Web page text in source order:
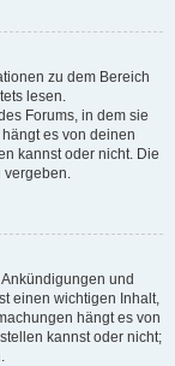
zu dem Bereich
lesen.
Forums, in dem sie
es von deinen
kannst oder nicht. Die
vergeben.
und
einen wichtigen Inhalt,
hängt es von
kannst oder nicht;